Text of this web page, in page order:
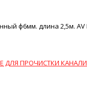
ф6мм. длина 2,5м. AV
ДЛЯ ПРОЧИСТКИ